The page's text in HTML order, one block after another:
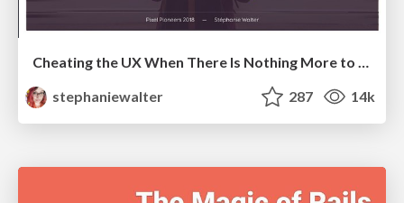
Cheating the UX When There Is Nothing More to Optimize - PixelPioneers
stephaniewalter
287 14k